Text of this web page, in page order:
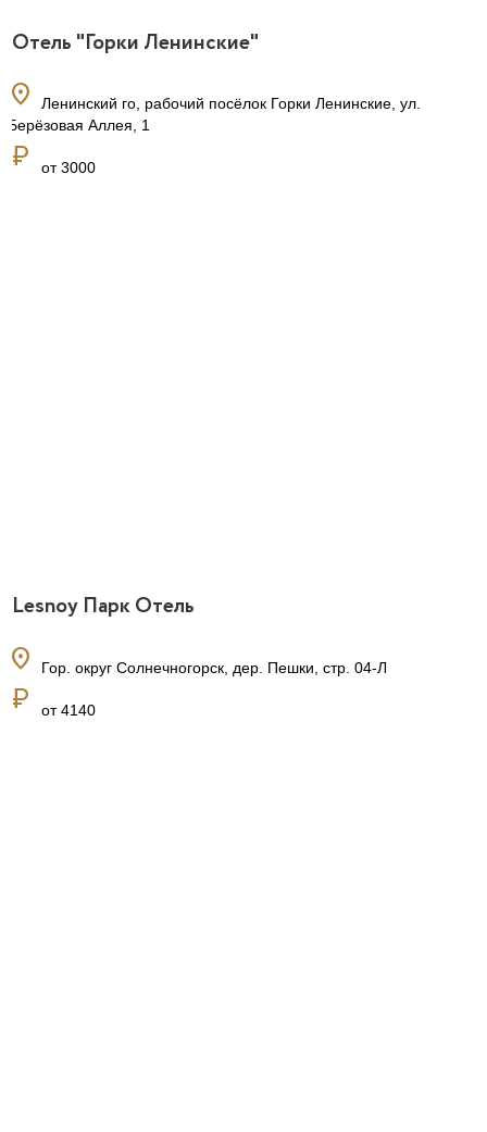
Отель "Горки Ленинские"
location_on
Ленинский го, рабочий посёлок Горки Ленинские, ул.
Берёзовая Аллея, 1
currency_ruble от 3000
Lesnoy Парк Отель
location_on
Гор. округ Солнечногорск, дер. Пешки, стр. 04-Л
currency_ruble от 4140